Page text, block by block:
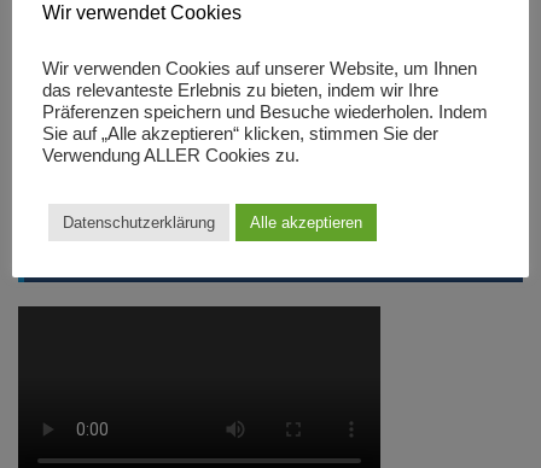
Fabienne Held
Beitrag teilen:
Facebook
Twitter
Teilen
Wir verwendet Cookies
Wir verwenden Cookies auf unserer Website, um Ihnen
das relevanteste Erlebnis zu bieten, indem wir Ihre
Präferenzen speichern und Besuche wiederholen. Indem
Sie auf „Alle akzeptieren“ klicken, stimmen Sie der
Verwendung ALLER Cookies zu.
Datenschutzerklärung Alle akzeptieren